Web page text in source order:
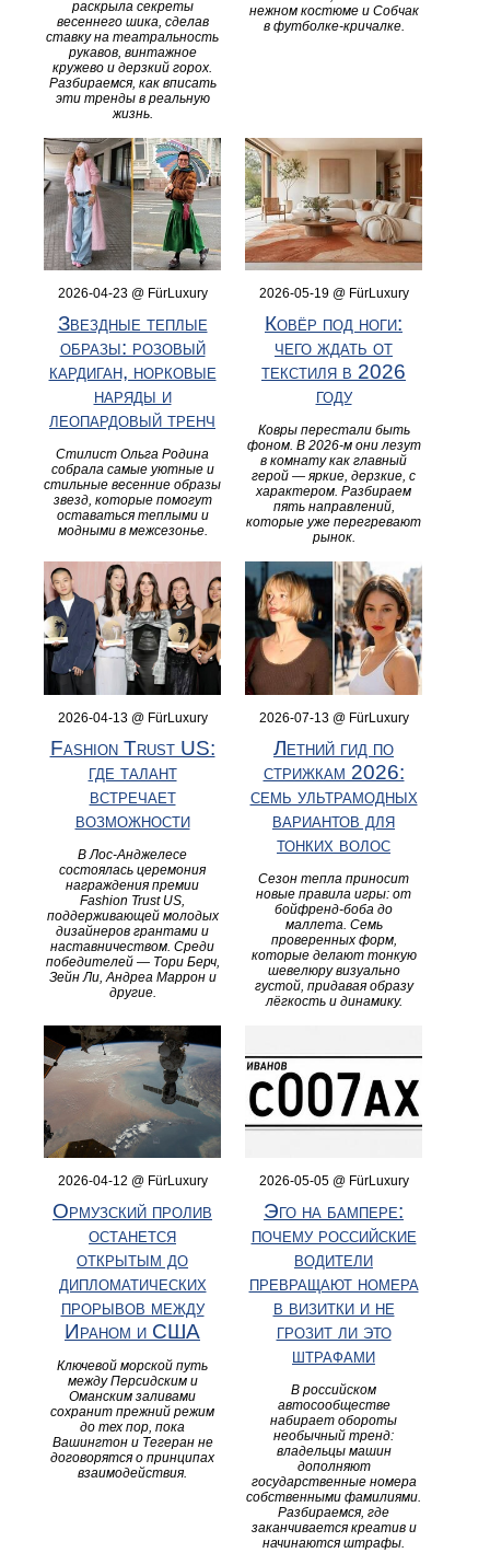
раскрыла секреты
весеннего шика, сделав
ставку на театральность
рукавов, винтажное
кружево и дерзкий горох.
Разбираемся, как вписать
эти тренды в реальную
жизнь.
нежном костюме и Собчак
в футболке‑кричалке.
2026-04-23 @ FürLuxury
Звездные теплые
образы: розовый
кардиган, норковые
наряды и
леопардовый тренч
Стилист Ольга Родина
собрала самые уютные и
стильные весенние образы
звезд, которые помогут
оставаться теплыми и
модными в межсезонье.
2026-05-19 @ FürLuxury
Ковёр под ноги:
чего ждать от
текстиля в 2026
году
Ковры перестали быть
фоном. В 2026-м они лезут
в комнату как главный
герой — яркие, дерзкие, с
характером. Разбираем
пять направлений,
которые уже перегревают
рынок.
2026-04-13 @ FürLuxury
Fashion Trust US:
где талант
встречает
возможности
В Лос-Анджелесе
состоялась церемония
награждения премии
Fashion Trust US,
поддерживающей молодых
дизайнеров грантами и
наставничеством. Среди
победителей — Тори Берч,
Зейн Ли, Андреа Маррон и
другие.
2026-07-13 @ FürLuxury
Летний гид по
стрижкам 2026:
семь ультрамодных
вариантов для
тонких волос
Сезон тепла приносит
новые правила игры: от
бойфренд-боба до
маллета. Семь
проверенных форм,
которые делают тонкую
шевелюру визуально
густой, придавая образу
лёгкость и динамику.
2026-04-12 @ FürLuxury
Ормузский пролив
останется
открытым до
дипломатических
прорывов между
Ираном и США
Ключевой морской путь
между Персидским и
Оманским заливами
сохранит прежний режим
до тех пор, пока
Вашингтон и Тегеран не
договорятся о принципах
взаимодействия.
2026-05-05 @ FürLuxury
Эго на бампере:
почему российские
водители
превращают номера
в визитки и не
грозит ли это
штрафами
В российском
автосообществе
набирает обороты
необычный тренд:
владельцы машин
дополняют
государственные номера
собственными фамилиями.
Разбираемся, где
заканчивается креатив и
начинаются штрафы.